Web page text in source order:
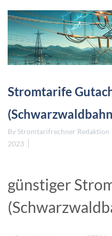
Stromtarife
By Stromtarifrechner Redaktion
2023
günstiger